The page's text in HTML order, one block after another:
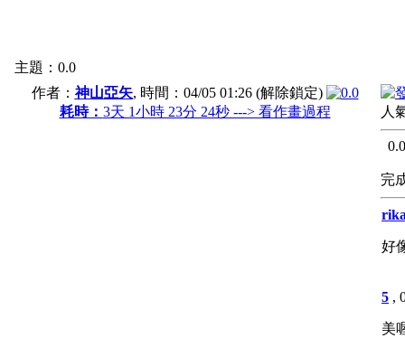
主題：0.0
作者：神山亞矢, 時間： 04/05 01:26(解除鎖定)
耗時： 3天 1小時 23分 24秒 ---> 看作畫過程 人
0.0
完
好
5 ,
美